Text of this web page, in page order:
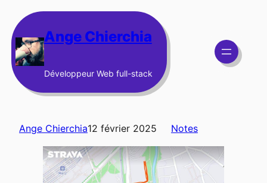
au
contenu Ange Chierchia
Développeur Web full-stack
Ange Chierchia12 février 2025 Notes